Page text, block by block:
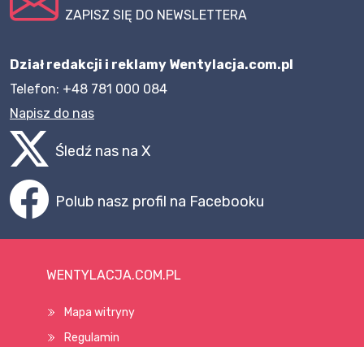
ZAPISZ SIĘ DO NEWSLETTERA
Dział redakcji i reklamy Wentylacja.com.pl
Telefon: +48 781 000 084
Napisz do nas
Śledź nas na X
Polub nasz profil na Facebooku
WENTYLACJA.COM.PL
Mapa witryny
Regulamin